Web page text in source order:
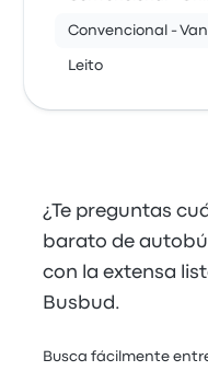
Convencional - Van
Leito
¿Te preguntas
barato de
con la extensa
Busbud.
Busca fácilmente